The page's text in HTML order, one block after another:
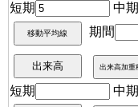
短期 中期
期間
短期 中期